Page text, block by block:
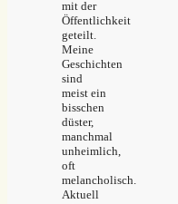
mit der
Öffentlichkeit
geteilt.
Meine
Geschichten
sind
meist ein
bisschen
düster,
manchmal
unheimlich,
oft
melancholisch.
Aktuell